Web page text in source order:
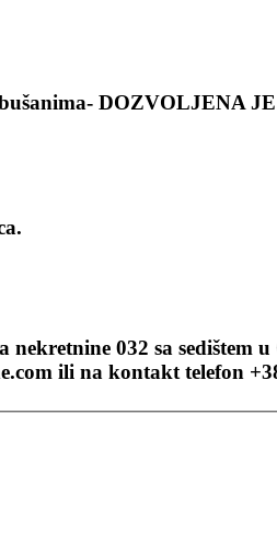
DOZVOLJENA
nekretnine 032 sa
ili na kontakt telefon